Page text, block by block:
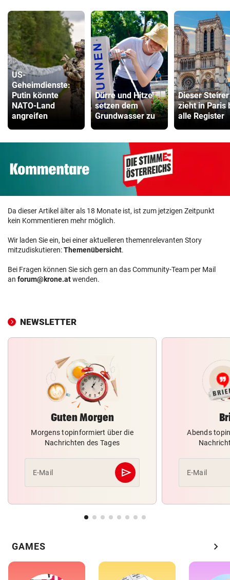
US-
Geheimdienste:
Putin könnte
NATO-Land
angreifen
Dürre und Hitze
setzen dem
Grundwasser zu
Dieser Steirer
zieht in Paris
alle Register
Da dieser Artikel älter als 18 Monate ist, ist zum jetzigen Zeitpunkt
kein Kommentieren mehr möglich.
Wir laden Sie ein, bei einer aktuelleren themenrelevanten Story
mitzudiskutieren:Themenübersicht.
Bei Fragen können Sie sich gern an das Community-Team per Mail
an forum@krone.atwenden.
NEWSLETTER
Guten Morgen
Morgens topinformiert über die
Nachrichten des Tages
E-Mail send
Abschicken
Abends
E-Mail
GAMES chevron_right